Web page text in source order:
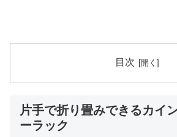
目次
片手で折り畳みできるカイ
ーラック